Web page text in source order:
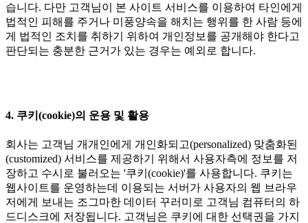
습니다. 다만 고객님이 본 사이트 서비스를 이용하여 타인에게
법적인 피해를 주거나 미풍양속을 해치는 행위를 한 사람 등에
게 법적인 조치를 취하기 위하여 개인정보를 공개해야 한다고
판단되는 충분한 근거가 있는 경우는 예외로 합니다.
4. 쿠키(cookie)의 운용 및 활용
회사는 고객님 개개인에게 개인화되고(personalized) 맞춤화된
(customized) 서비스를 제공하기 위해서 사용자측에 정보를 저
장하고 수시로 불러오는 '쿠키(cookie)'를 사용합니다. 쿠키는
웹사이트를 운영하는데 이용되는 서버가 사용자의 웹 브라우
저에게 보내는 조그마한 데이터 꾸러미로 고객님 컴퓨터의 하
드디스크에 저장됩니다. 고객님은 쿠키에 대한 선택권을 가지